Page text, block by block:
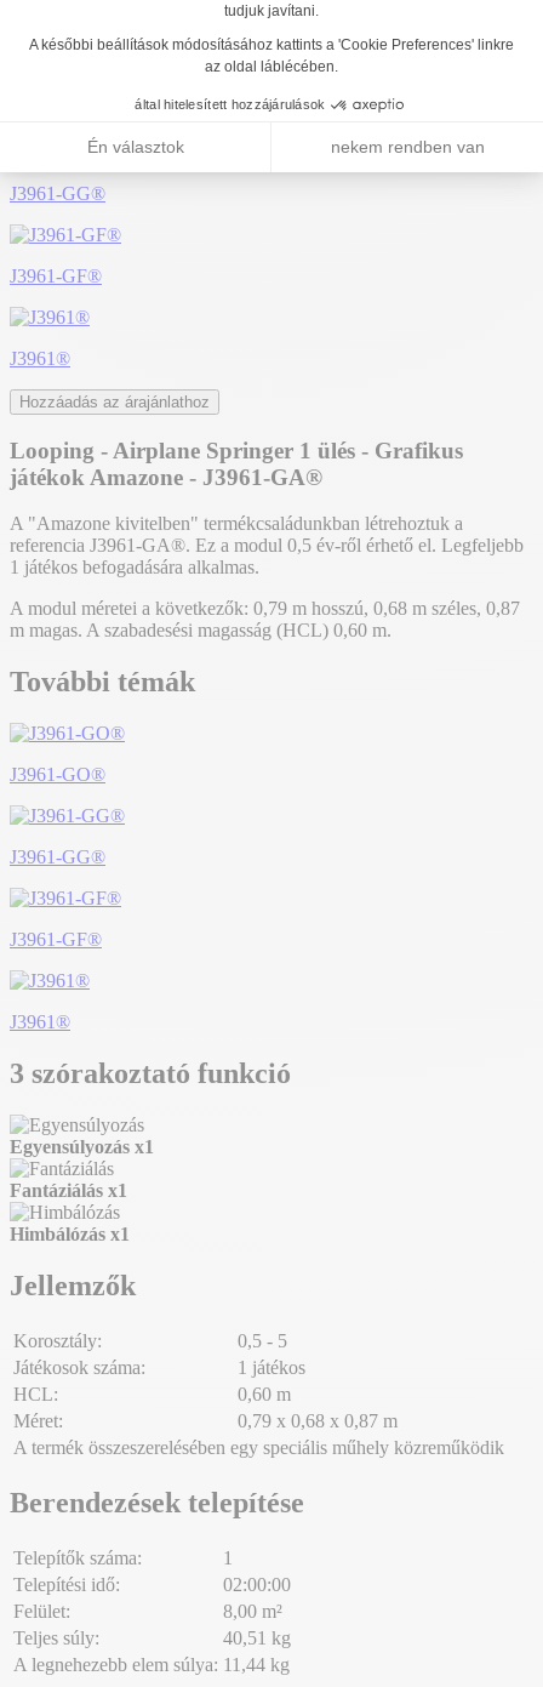
További témák:
J3961-GG®
J3961-GF®
J3961®
Hozzáadás az árajánlathoz
Looping - Airplane Springer 1 ülés - Grafikus
játékok Amazone - J3961-GA®
A "Amazone kivitelben" termékcsaládunkban létrehoztuk a
referencia J3961-GA®. Ez a modul 0,5 év-ről érhető el. Legfeljebb
1 játékos befogadására alkalmas.
A modul méretei a következők: 0,79 m hosszú, 0,68 m széles, 0,87
m magas. A szabadesési magasság (HCL) 0,60 m.
További témák
J3961-GO®
J3961-GG®
J3961-GF®
J3961®
3 szórakoztató funkció
Egyensúlyozás x1
Fantáziálás x1
Himbálózás x1
Jellemzők
Korosztály:
0,5 - 5
Játékosok száma:
1 játékos
HCL:
0,60 m
Méret:
0,79 x 0,68 x 0,87 m
A termék összeszerelésében egy speciális műhely közreműködik
Berendezések telepítése
Telepítők száma:
1
Telepítési idő:
02:00:00
Felület:
8,00 m²
Teljes súly:
40,51 kg
A legnehezebb elem súlya: 11,44 kg